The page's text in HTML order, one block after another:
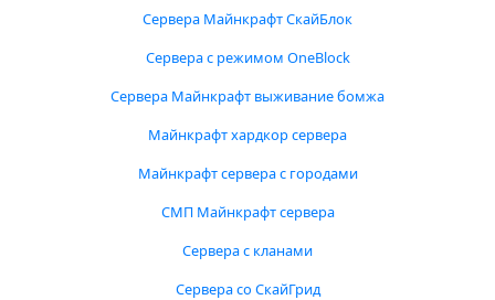
Сервера Майнкрафт СкайБлок
Сервера с режимом OneBlock
Сервера Майнкрафт выживание бомжа
Майнкрафт хардкор сервера
Майнкрафт сервера с городами
СМП Майнкрафт сервера
Сервера с кланами
Сервера со СкайГрид